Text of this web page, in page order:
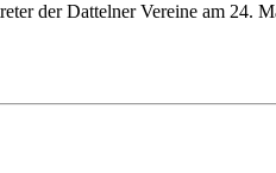
der Dattelner Vereine am 24.